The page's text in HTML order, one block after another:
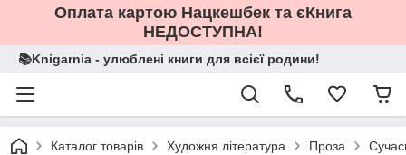
Оплата картою Нацкешбек та єКнига
НЕДОСТУПНА!
📚Knigarnia - улюблені книги для всієї родини!
Каталог товарів Художня література Проза